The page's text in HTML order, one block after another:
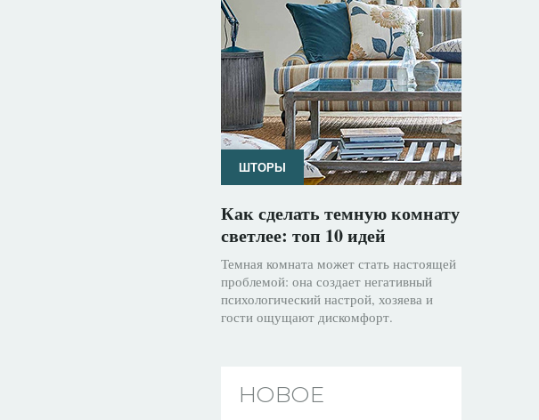
ШТОРЫ
Как сделать темную комнату
светлее: топ 10 идей
Темная комната может стать настоящей
проблемой: она создает негативный
психологический настрой, хозяева и
гости ощущают дискомфорт.
НОВОЕ